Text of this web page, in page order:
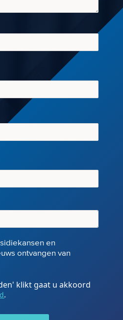
en
ontvangen van
klikt gaat u akkoord
.